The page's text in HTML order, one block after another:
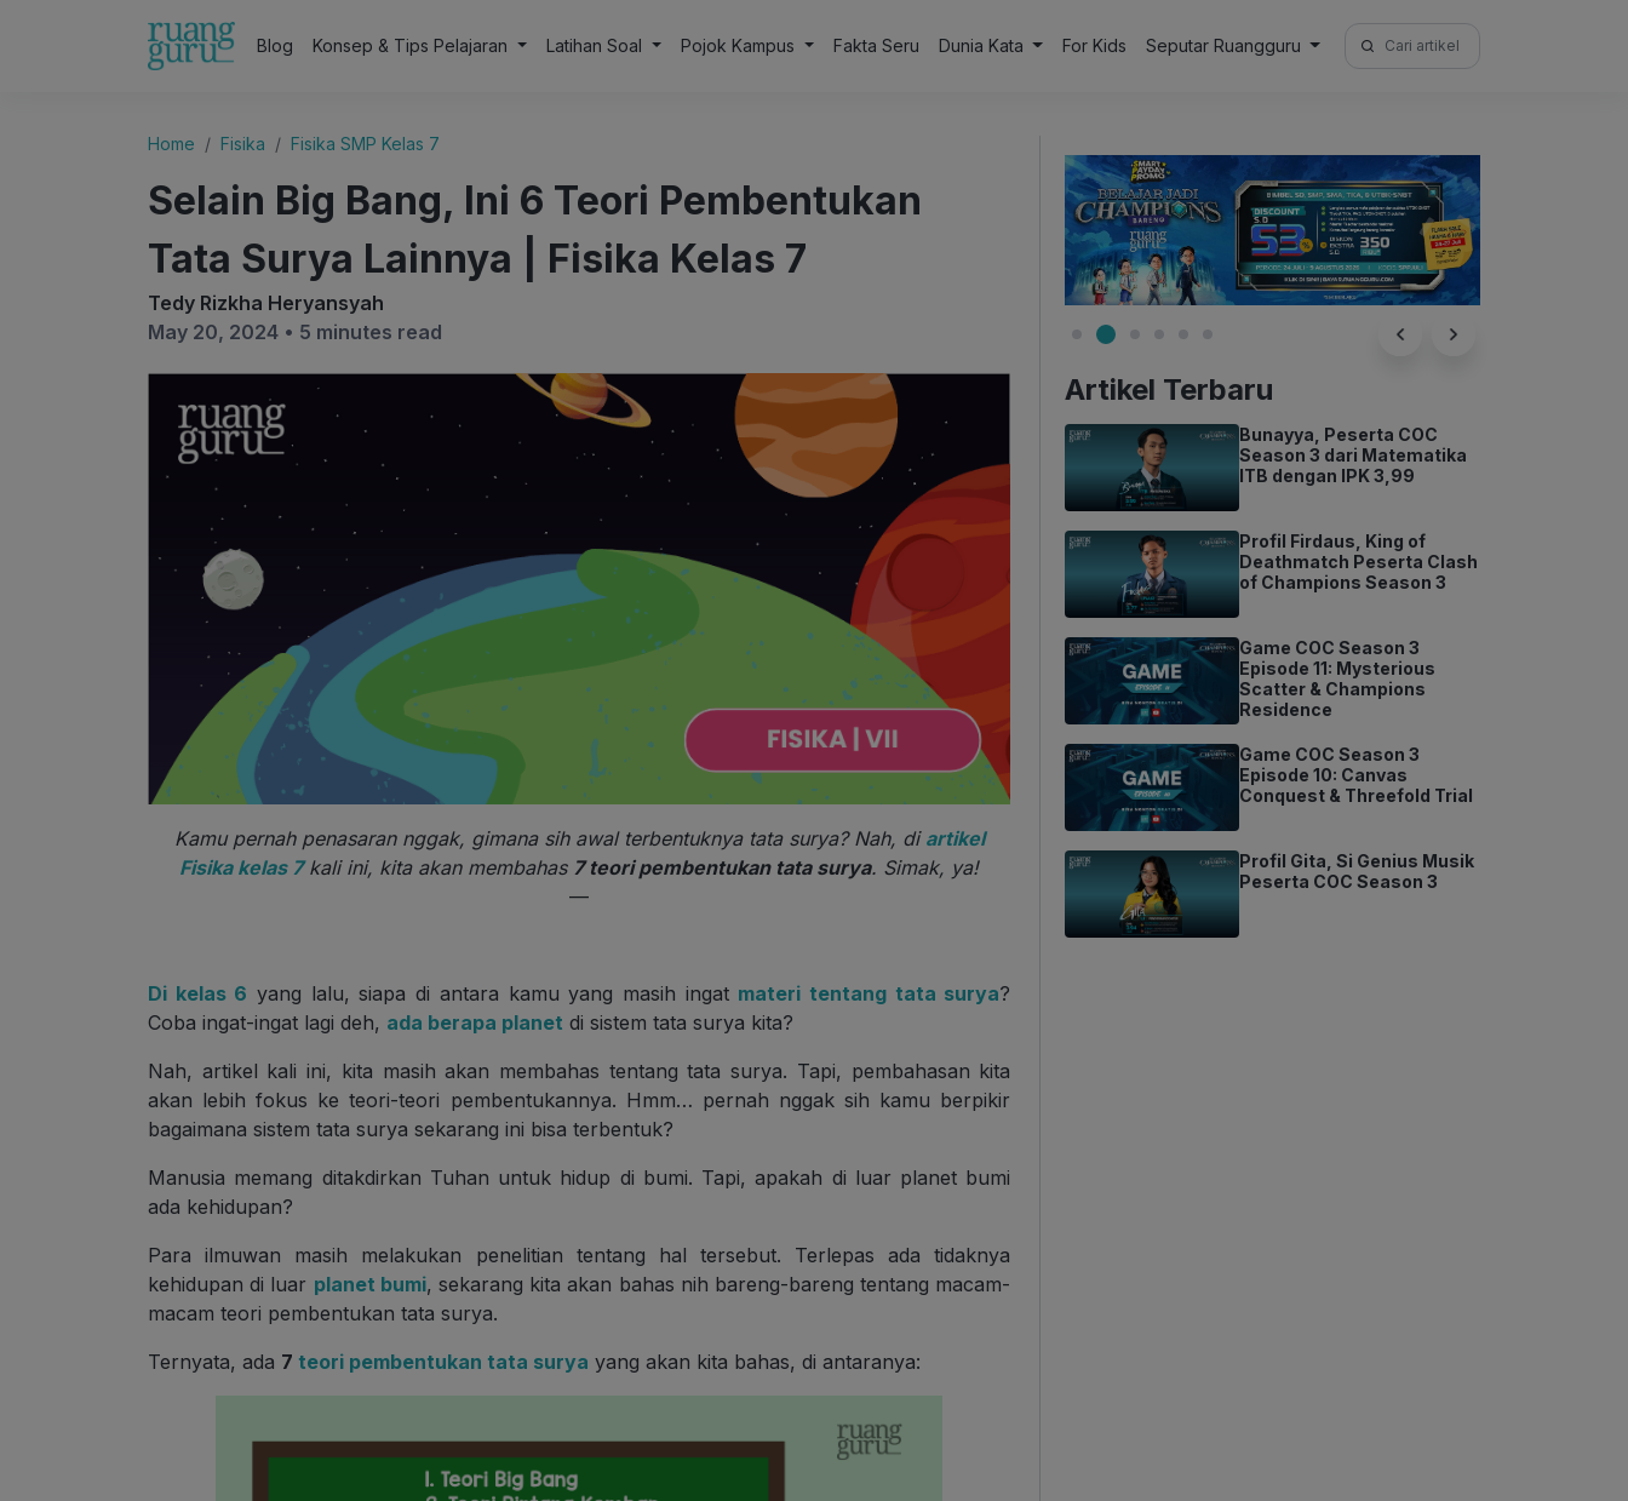
Blog Konsep & Tips Pelajaran Latihan Soal Pojok Kampus Fakta Seru Dunia Kata For Kids Seputar Ruangguru
Search
for:
Home Fisika Fisika SMP Kelas 7
Selain Big Bang, Ini 6 Teori Pembentukan
Tata Surya Lainnya | Fisika Kelas 7
Tedy Rizkha Heryansyah
May 20, 2024 • 5 minutes read
Kamu pernah penasaran nggak, gimana sih awal terbentuknya tata surya? Nah, di artikel
Fisika kelas 7kali ini, kita akan membahas 7 teori pembentukan tata surya. Simak, ya!
—
Di kelas 6 yang lalu, siapa di antara kamu yang masih ingat materi tentang tata surya?
Coba ingat-ingat lagi deh, ada berapa planet di sistem tata surya kita?
Nah, artikel kali ini, kita masih akan membahas tentang tata surya. Tapi, pembahasan kita
akan lebih fokus ke teori-teori pembentukannya. Hmm… pernah nggak sih kamu berpikir
bagaimana sistem tata surya sekarang ini bisa terbentuk?
Manusia memang ditakdirkan Tuhan untuk hidup di bumi. Tapi, apakah di luar planet bumi
ada kehidupan?
Para ilmuwan masih melakukan penelitian tentang hal tersebut. Terlepas ada tidaknya
kehidupan di luar planet bumi, sekarang kita akan bahas nih bareng-bareng tentang macam-
macam teori pembentukan tata surya.
Ternyata, ada 7 teori pembentukan tata surya yang akan kita bahas, di antaranya:
Artikel Terbaru
Bunayya, Peserta COC
Season 3 dari Matematika
ITB dengan IPK 3,99
Profil Firdaus, King of
Deathmatch Peserta Clash
of Champions Season 3
Game COC Season 3
Episode 11: Mysterious
Scatter & Champions
Residence
Game COC Season 3
Episode 10: Canvas
Conquest & Threefold Trial
Profil Gita, Si Genius Musik
Peserta COC Season 3